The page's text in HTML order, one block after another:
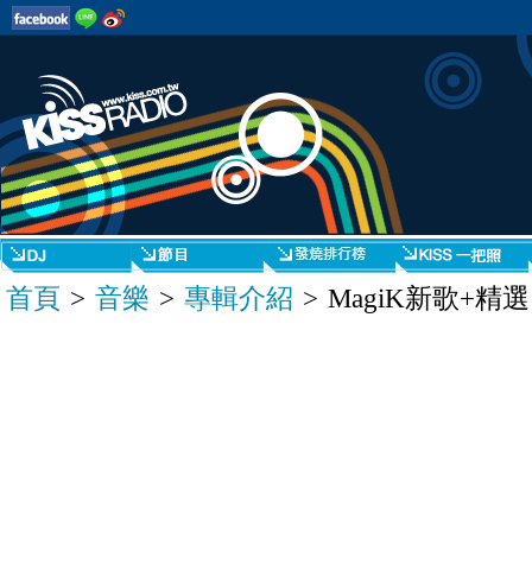
首頁 > 音樂 > 專輯介紹 > MagiK新歌+精選